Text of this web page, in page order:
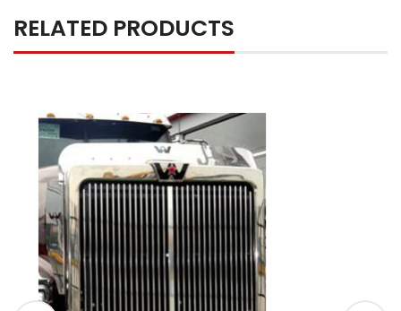
RELATED PRODUCTS